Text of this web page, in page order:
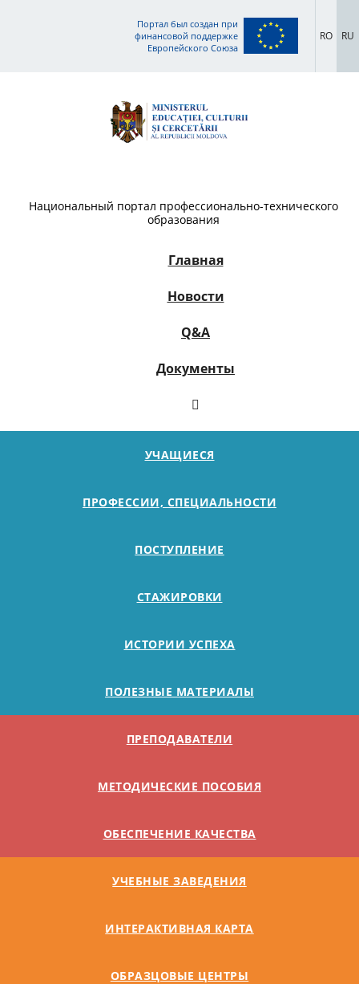
Портал был создан при
финансовой поддержке
Европейского Союза
RO RU
Национальный портал профессионально-технического
образования
Главная
Новости
Q&A
Документы
УЧАЩИЕСЯ
ПРОФЕССИИ, СПЕЦИАЛЬНОСТИ
ПОСТУПЛЕНИЕ
СТАЖИРОВКИ
ИСТОРИИ УСПЕХА
ПОЛЕЗНЫЕ МАТЕРИАЛЫ
ПРЕПОДАВАТЕЛИ
МЕТОДИЧЕСКИЕ ПОСОБИЯ
ОБЕСПЕЧЕНИЕ КАЧЕСТВА
УЧЕБНЫЕ ЗАВЕДЕНИЯ
ИНТЕРАКТИВНАЯ КАРТА
ОБРАЗЦОВЫЕ ЦЕНТРЫ